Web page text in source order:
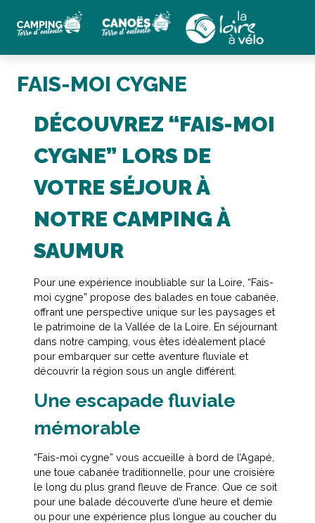
FAIS-MOI CYGNE
DÉCOUVREZ “FAIS-MOI
CYGNE” LORS DE
VOTRE SÉJOUR À
NOTRE CAMPING À
SAUMUR
Pour une expérience inoubliable sur la Loire, “Fais-
moi cygne” propose des balades en toue cabanée,
offrant une perspective unique sur les paysages et
le patrimoine de la Vallée de la Loire. En séjournant
dans notre camping, vous êtes idéalement placé
pour embarquer sur cette aventure fluviale et
découvrir la région sous un angle différent.
Une escapade fluviale
mémorable
“Fais-moi cygne” vous accueille à bord de l’Agapé,
une toue cabanée traditionnelle, pour une croisière
le long du plus grand fleuve de France. Que ce soit
pour une balade découverte d’une heure et demie
ou pour une expérience plus longue au coucher du